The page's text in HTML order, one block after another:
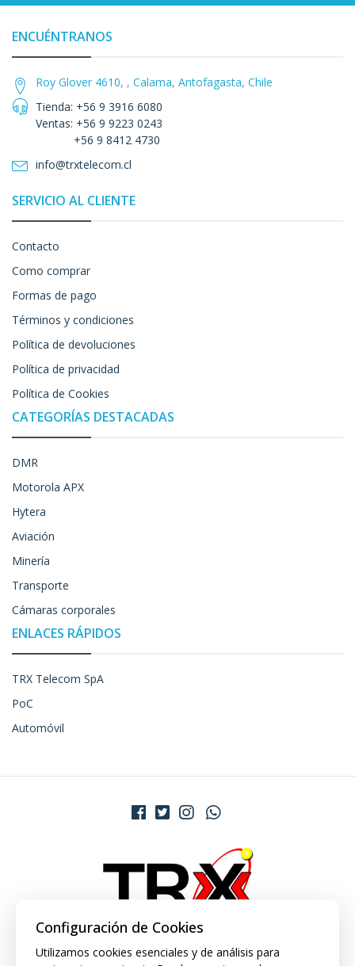
ENCUÉNTRANOS
Roy Glover 4610, , Calama, Antofagasta, Chile
Tienda: +56 9 3916 6080
Ventas: +56 9 9223 0243
+56 9 8412 4730
info@trxtelecom.cl
SERVICIO AL CLIENTE
Contacto
Como comprar
Formas de pago
Términos y condiciones
Política de devoluciones
Política de privacidad
Política de Cookies
CATEGORÍAS DESTACADAS
DMR
Motorola APX
Hytera
Aviación
Minería
Transporte
Cámaras corporales
ENLACES RÁPIDOS
TRX Telecom SpA
PoC
Automóvil
Configuración de Cookies
Utilizamos cookies esenciales y de análisis para